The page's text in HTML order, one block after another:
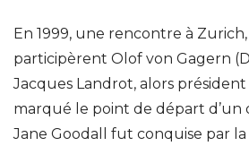
En 1999, une rencontre à
participèrent Olof von Gagern
Jacques Landrot, alors président
marqué le point de départ d’un
Jane Goodall fut conquise par la